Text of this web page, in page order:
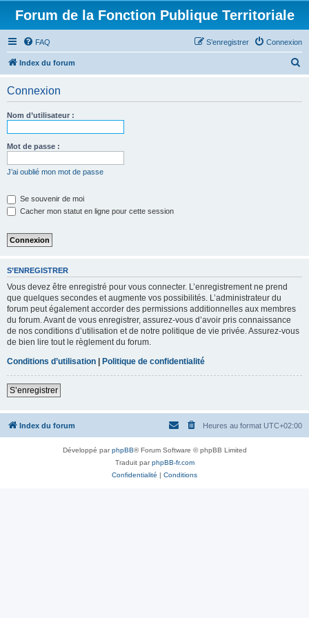
Forum de la Fonction Publique Territoriale
FAQ Connexion
S’enregistrer
Index du forum
Connexion
Nom d’utilisateur :
Mot de passe :
J’ai oublié mon mot de passe
Se souvenir de moi
Cacher mon statut en ligne pour cette session
S’ENREGISTRER
Vous devez être enregistré pour vous connecter. L’enregistrement ne prend
que quelques secondes et augmente vos possibilités. L’administrateur du
forum peut également accorder des permissions additionnelles aux membres
du forum. Avant de vous enregistrer, assurez-vous d’avoir pris connaissance
de nos conditions d’utilisation et de notre politique de vie privée. Assurez-vous
de bien lire tout le règlement du forum.
Conditions d’utilisation | Politique de confidentialité
S’enregistrer
Index du forum Heures au format UTC+02:00
Développé parphpBB® Forum Software © phpBB Limited
Traduit parphpBB-fr.com
Confidentialité | Conditions